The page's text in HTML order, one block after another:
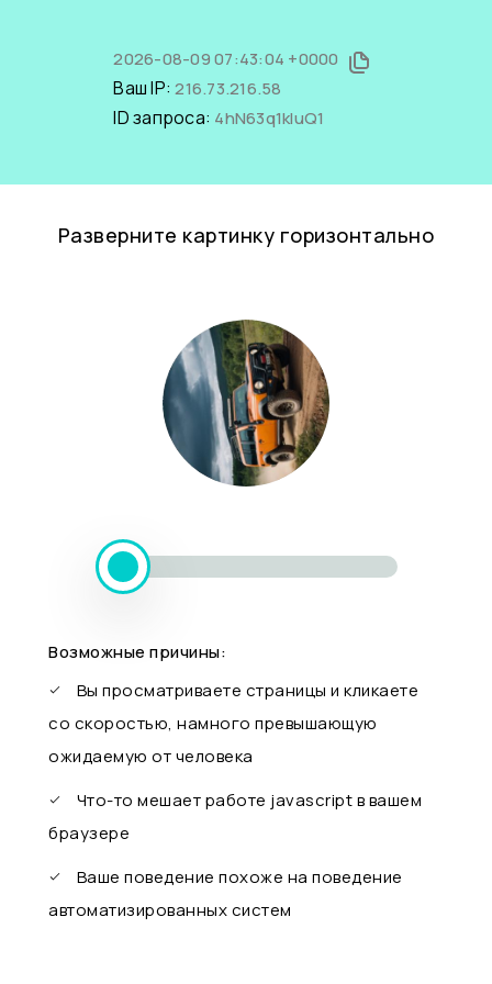
2026-08-09 07:43:04 +0000
Ваш IP:216.73.216.58
ID запроса: 4hN63q1kIuQ1
Разверните картинку горизонтально
Возможные причины:
Вы просматриваете страницы и кликаете
со скоростью, намного превышающую
ожидаемую от человека
Что-то мешает работе javascript в вашем
браузере
Ваше поведение похоже на поведение
автоматизированных систем